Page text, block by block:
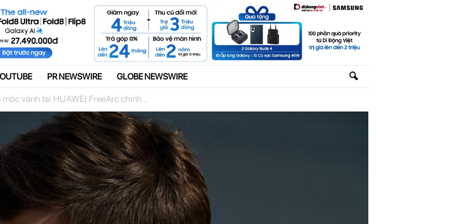
Quảng cáo
PR NEWSWIRE GLOBE NEWSWIRE
vành tai HUAWEI FreeArc chính...